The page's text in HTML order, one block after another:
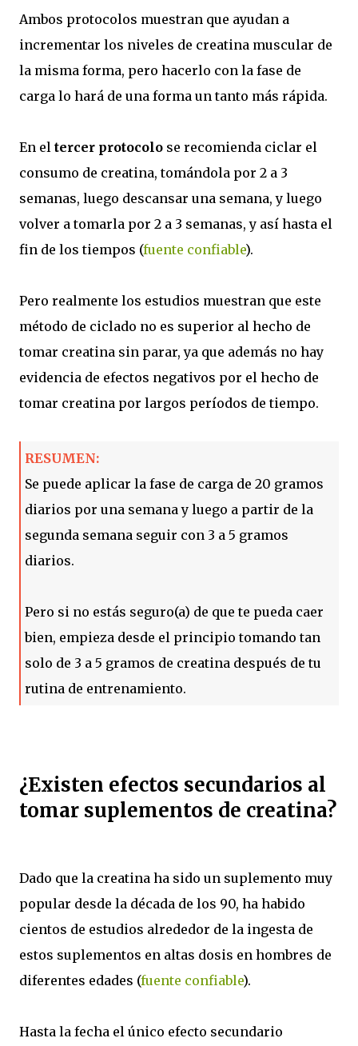
Ambos protocolos muestran que ayudan a
incrementar los niveles de creatina muscular de
la misma forma, pero hacerlo con la fase de
carga lo hará de una forma un tanto más rápida.
En el tercer protocolo se recomienda ciclar el
consumo de creatina, tomándola por 2 a 3
semanas, luego descansar una semana, y luego
volver a tomarla por 2 a 3 semanas, y así hasta el
fin de los tiempos (fuente confiable).
Pero realmente los estudios muestran que este
método de ciclado no es superior al hecho de
tomar creatina sin parar, ya que además no hay
evidencia de efectos negativos por el hecho de
tomar creatina por largos períodos de tiempo.
RESUMEN:
Se puede aplicar la fase de carga de 20 gramos
diarios por una semana y luego a partir de la
segunda semana seguir con 3 a 5 gramos
diarios.
Pero si no estás seguro(a) de que te pueda caer
bien, empieza desde el principio tomando tan
solo de 3 a 5 gramos de creatina después de tu
rutina de entrenamiento.
¿Existen efectos secundarios al
tomar suplementos de creatina?
Dado que la creatina ha sido un suplemento muy
popular desde la década de los 90, ha habido
cientos de estudios alrededor de la ingesta de
estos suplementos en altas dosis en hombres de
diferentes edades (fuente confiable).
Hasta la fecha el único efecto secundario